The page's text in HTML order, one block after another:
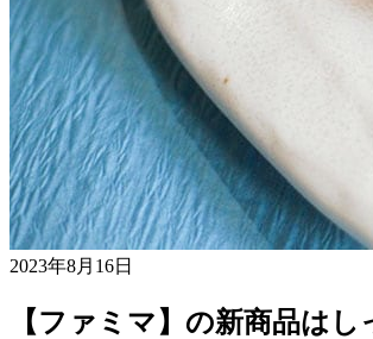
2023年8月16日
【ファミマ】の新商品は